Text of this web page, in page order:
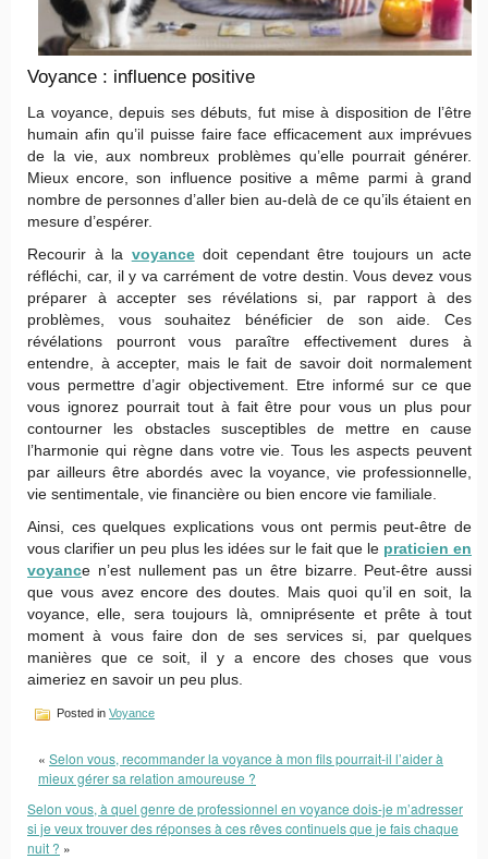
Voyance : influence positive
La voyance, depuis ses débuts, fut mise à disposition de l’être
humain afin qu’il puisse faire face efficacement aux imprévues
de la vie, aux nombreux problèmes qu’elle pourrait générer.
Mieux encore, son influence positive a même parmi à grand
nombre de personnes d’aller bien au-delà de ce qu’ils étaient en
mesure d’espérer.
Recourir à la voyancedoit cependant être toujours un acte
réfléchi, car, il y va carrément de votre destin. Vous devez vous
préparer à accepter ses révélations si, par rapport à des
problèmes, vous souhaitez bénéficier de son aide. Ces
révélations pourront vous paraître effectivement dures à
entendre, à accepter, mais le fait de savoir doit normalement
vous permettre d’agir objectivement. Etre informé sur ce que
vous ignorez pourrait tout à fait être pour vous un plus pour
contourner les obstacles susceptibles de mettre en cause
l’harmonie qui règne dans votre vie. Tous les aspects peuvent
par ailleurs être abordés avec la voyance, vie professionnelle,
vie sentimentale, vie financière ou bien encore vie familiale.
Ainsi, ces quelques explications vous ont permis peut-être de
vous clarifier un peu plus les idées sur le fait que le praticien en
voyance n’est nullement pas un être bizarre. Peut-être aussi
que vous avez encore des doutes. Mais quoi qu’il en soit, la
voyance, elle, sera toujours là, omniprésente et prête à tout
moment à vous faire don de ses services si, par quelques
manières que ce soit, il y a encore des choses que vous
aimeriez en savoir un peu plus.
Posted in Voyance
« Selon vous, recommander la voyance à mon fils pourrait-il l’aider à
mieux gérer sa relation amoureuse ?
Selon vous, à quel genre de professionnel en voyance dois-je m’adresser
si je veux trouver des réponses à ces rêves continuels que je fais chaque
nuit ? »